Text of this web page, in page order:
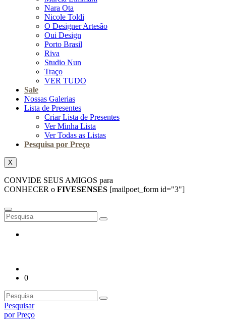
Nara Ota
Nicole Toldi
O Designer Artesão
Oui Design
Porto Brasil
Riva
Studio Nun
Traço
VER TUDO
Sale
Nossas Galerias
Lista de Presentes
Criar Lista de Presentes
Ver Minha Lista
Ver Todas as Listas
Pesquisa por Preço
X
CONVIDE SEUS AMIGOS para
CONHECER o FIVESENSES [mailpoet_form id="3"]
0
Pesquisar
por Preço